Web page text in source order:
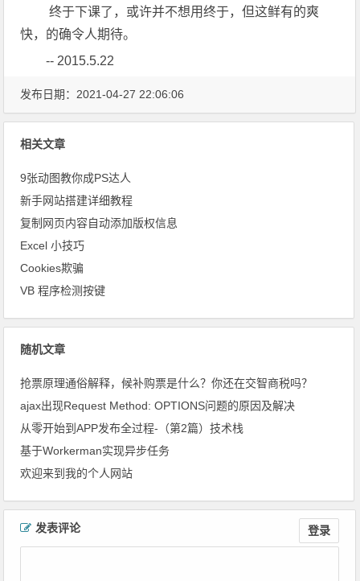
​ 终于下课了，或许并不想用终于，但这鲜有的爽
快，的确令人期待。
-- 2015.5.22
发布日期：2021-04-27 22:06:06
相关文章
9张动图教你成PS达人
新手网站搭建详细教程
复制网页内容自动添加版权信息
Excel 小技巧
Cookies欺骗
VB 程序检测按键
随机文章
抢票原理通俗解释，​候补购票是什么？你还在交智商税吗？
ajax出现Request Method: OPTIONS问题的原因及解决
从零 开始到APP发布全过程-（第2篇）技术栈
基于Workerman实现异步任务
欢迎来到我的个人网站
文章导航
发表评论 登录